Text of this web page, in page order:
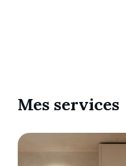
Mes services